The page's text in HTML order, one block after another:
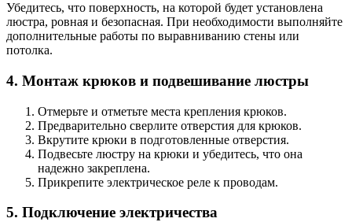
Убедитесь, что поверхность, на которой будет установлена
люстра, ровная и безопасная. При необходимости выполняйте
дополнительные работы по выравниванию стены или
потолка.
4. Монтаж крюков и подвешивание люстры
Отмерьте и отметьте места крепления крюков.
Предварительно сверлите отверстия для крюков.
Вкрутите крюки в подготовленные отверстия.
Подвесьте люстру на крюки и убедитесь, что она
надежно закреплена.
Прикрепите электрическое реле к проводам.
5. Подключение электричества